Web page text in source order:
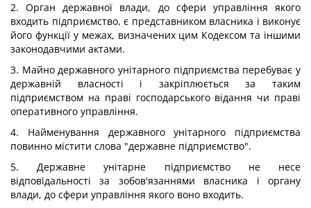
2. Орган державної влади, до сфери управління якого
входить підприємство, є представником власника і виконує
його функції у межах, визначених цим Кодексом та іншими
законодавчими актами.
3. Майно державного унітарного підприємства перебуває у
державній власності і закріплюється за таким
підприємством на праві господарського відання чи праві
оперативного управління.
4. Найменування державного унітарного підприємства
повинно містити слова "державне підприємство".
5. Державне унітарне підприємство не несе
відповідальності за зобов'язаннями власника і органу
влади, до сфери управління якого воно входить.